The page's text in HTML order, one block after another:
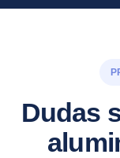
Dudas